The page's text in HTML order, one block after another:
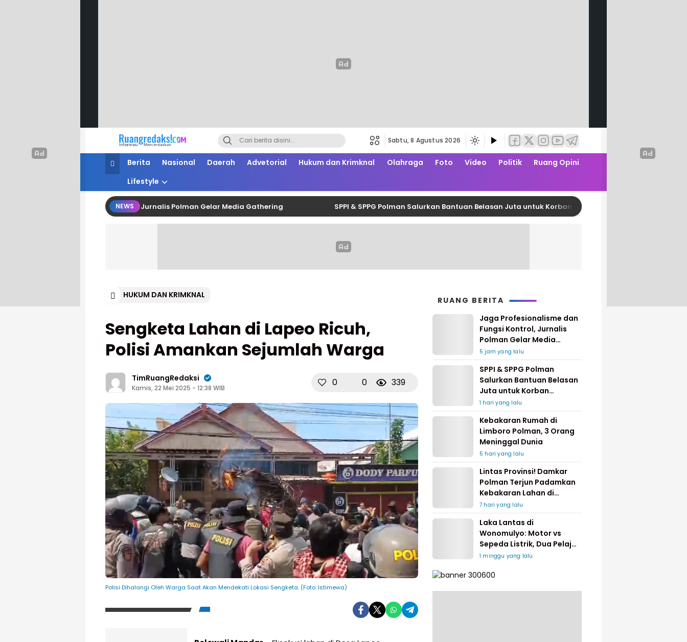
Ruang Redaksi
Informasi Mencerdaskan
Sabtu, 8 Agustus 2026
Berita Nasional Daerah Advetorial Hukum dan Krimknal Olahraga Foto Video Politik
Ruang Opini
Lifestyle
NEWS
dan Fungsi Kontrol, Jurnalis Polman Gelar Media Gathering SPPI & SPPG Polman Salurkan Bantuan Belasan Juta untuk Korban Kebakaran di Limboro
HUKUM DAN KRIMKNAL
Sengketa Lahan di Lapeo Ricuh,
Polisi Amankan Sejumlah Warga
TimRuangRedaksi
Kamis, 22 Mei 2025 - 12:38 WIB 0 0 339
Polisi Dihalangi Oleh Warga Saat Akan Mendekati Lokasi Sengketa. (Foto: Istimewa)
RUANG BERITA
Jaga Profesionalisme dan
Fungsi Kontrol, Jurnalis
Polman Gelar Media
Gathering
5 jam yang lalu
SPPI & SPPG Polman
Salurkan Bantuan Belasan
Juta untuk Korban
Kebakaran di Limboro
1 hari yang lalu
Kebakaran Rumah di
Limboro Polman, 3 Orang
Meninggal Dunia
5 hari yang lalu
Lintas Provinsi! Damkar
Polman Terjun Padamkan
Kebakaran Lahan di
Pinrang
7 hari yang lalu
Laka Lantas di
Wonomulyo: Motor vs
Sepeda Listrik, Dua Pelajar
Dilarikan ke Rumah Sakit
1 minggu yang lalu